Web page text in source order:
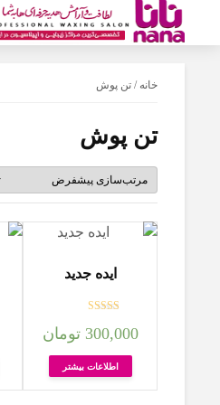
خانه / تن پوش
تن پوش
ایده جدید
4.50
300,000 تومان
اطلاعات بیشتر